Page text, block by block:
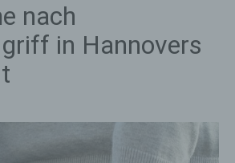
nach
in Hannovers